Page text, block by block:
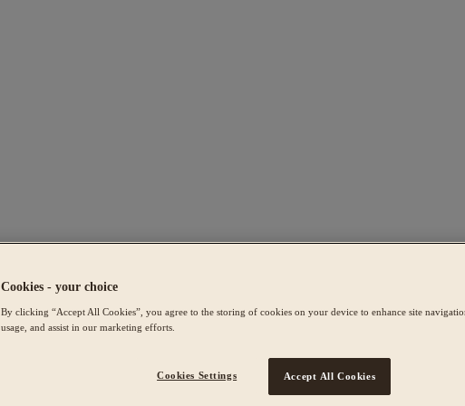
Cookies - your choice
By clicking “Accept All Cookies”, you agree to the storing of cookies on your device to enhance site
usage, and assist in our marketing efforts.
Cookies Settings Accept All Cookies